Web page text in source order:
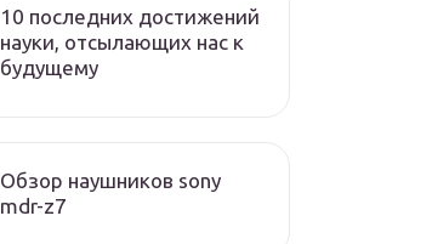
10 последних достижений
науки, отсылающих нас к
будущему
Обзор наушников sony
mdr-z7